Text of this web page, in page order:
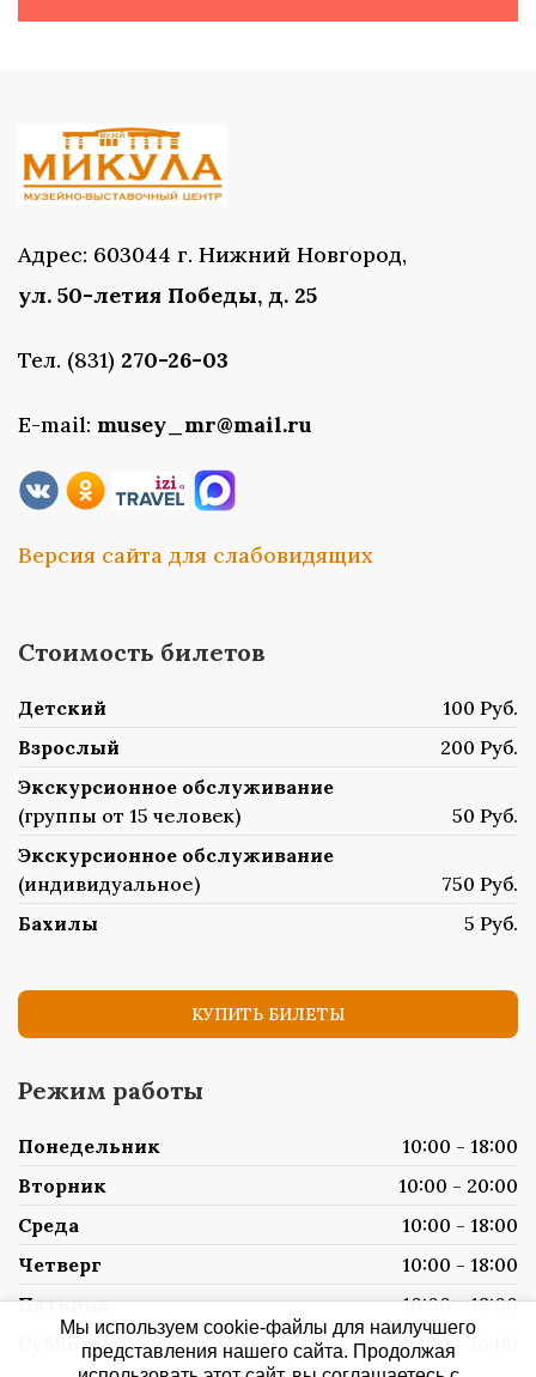
Адрес: 603044 г. Нижний Новгород,
ул. 50-летия Победы, д. 25
Тел. (831) 270-26-03
E-mail: musey_mr@mail.ru
Версия сайта для слабовидящих
Стоимость билетов
Детский
100 Руб.
Взрослый
200 Руб.
Экскурсионное обслуживание
(группы от 15 человек)
50 Руб.
Экскурсионное обслуживание
(индивидуальное)
750 Руб.
Бахилы
5 Руб.
КУПИТЬ БИЛЕТЫ
Режим работы
Понедельник
10:00 - 18:00
Вторник
10:00 - 20:00
Среда
10:00 - 18:00
Четверг
10:00 - 18:00
Пятница
10:00 - 18:00
Суббота
10:00 - 16:00
Мы используем cookie-файлы для наилучшего
представления нашего сайта. Продолжая